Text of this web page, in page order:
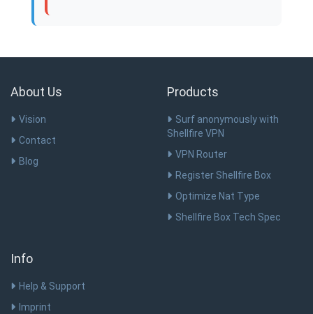
About Us
Vision
Contact
Blog
Products
Surf anonymously with
Shellfire VPN
VPN Router
Register Shellfire Box
Optimize Nat Type
Shellfire Box Tech Spec
Info
Help & Support
Imprint